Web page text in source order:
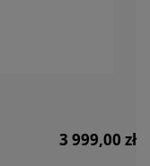
3 999,00 zł